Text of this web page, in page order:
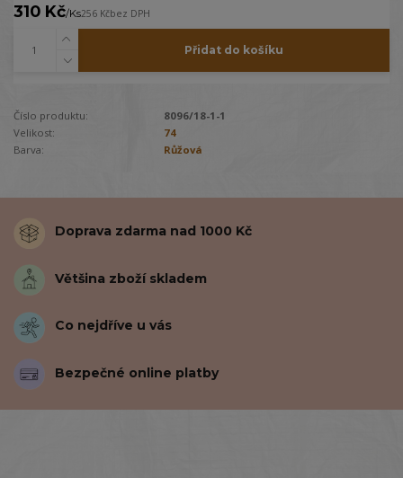
310 Kč/Ks256 Kčbez DPH
Přidat do košíku
Číslo produktu:
8096/18-1-1
Velikost:
74
Barva:
Růžová
Doprava zdarma nad 1000 Kč
Většina zboží skladem
Co nejdříve u vás
Bezpečné online platby